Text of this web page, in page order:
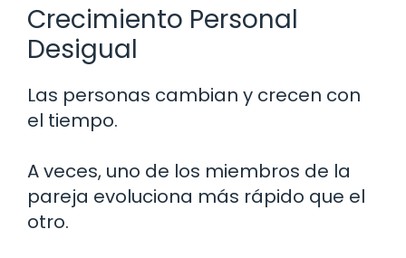
Crecimiento Personal
Desigual
Las personas cambian y crecen con
el tiempo.
A veces, uno de los miembros de la
pareja evoluciona más rápido que el
otro.